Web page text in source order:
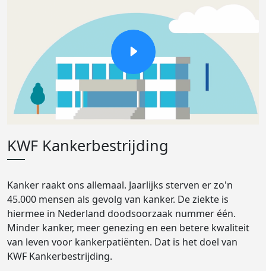
KWF Kankerbestrijding
Kanker raakt ons allemaal. Jaarlijks sterven er zo'n
45.000 mensen als gevolg van kanker. De ziekte is
hiermee in Nederland doodsoorzaak nummer één.
Minder kanker, meer genezing en een betere kwaliteit
van leven voor kankerpatiënten. Dat is het doel van
KWF Kankerbestrijding.